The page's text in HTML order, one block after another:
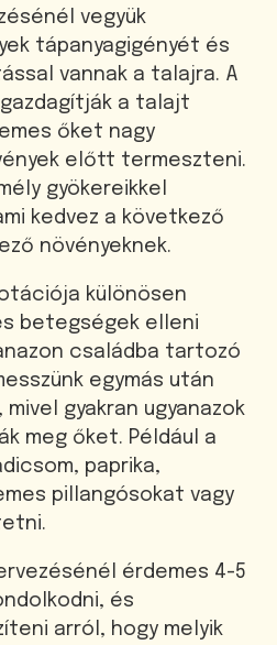
vegyük
tápanyagigényét és
vannak a talajra. A
a talajt
őket nagy
előtt termeszteni.
gyökereikkel
kedvez a következő
növényeknek.
különösen
betegségek elleni
családba tartozó
egymás után
gyakran ugyanazok
meg őket. Például a
paprika,
pillangósokat vagy
érdemes 4-5
és
arról, hogy melyik